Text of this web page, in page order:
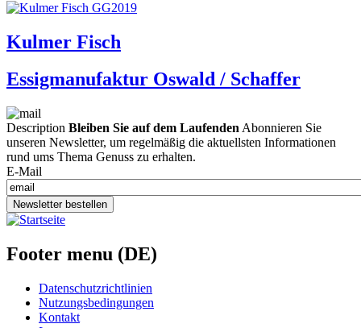
Kulmer Fisch
Essigmanufaktur Oswald / Schaffer
Description Bleiben Sie auf dem Laufenden Abonnieren Sie
unseren Newsletter, um regelmäßig die aktuellsten Informationen
rund ums Thema Genuss zu erhalten.
E-Mail
Newsletter bestellen
Footer menu (DE)
Datenschutzrichtlinien
Nutzungsbedingungen
Kontakt